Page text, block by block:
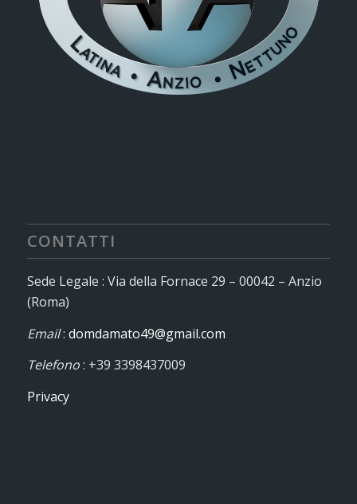
CONTATTI
Sede Legale : Via della Fornace 29 – 00042 – Anzio
(Roma)
Email: domdamato49@gmail.com
Telefono: +39 3398437009
Privacy